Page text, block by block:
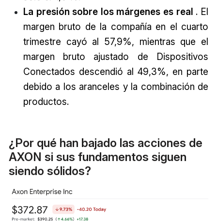
La presión sobre los márgenes es real . El
margen bruto de la compañía en el cuarto
trimestre cayó al 57,9%, mientras que el
margen bruto ajustado de Dispositivos
Conectados descendió al 49,3%, en parte
debido a los aranceles y la combinación de
productos.
¿Por qué han bajado las acciones de
AXON si sus fundamentos siguen
siendo sólidos?